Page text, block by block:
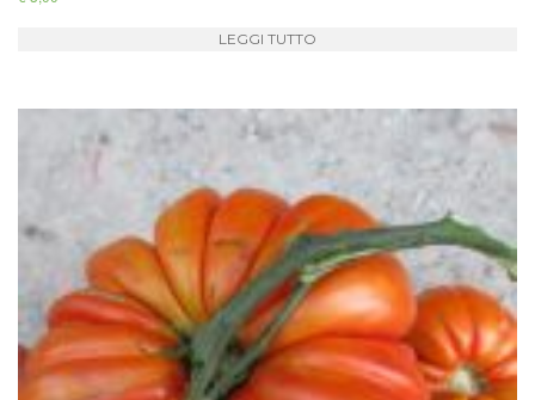
LEGGI TUTTO